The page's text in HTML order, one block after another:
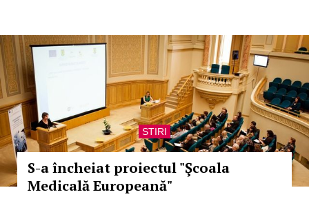
STIRI
S-a încheiat proiectul "Şcoala
Medicală Europeană"